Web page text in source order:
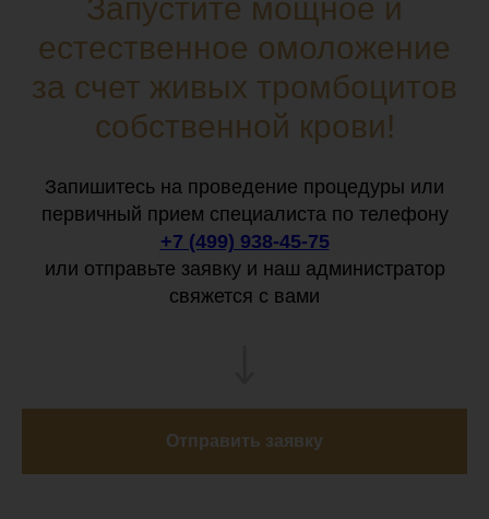
Запустите мощное и
естественное омоложение
за счет живых тромбоцитов
собственной крови!
Запишитесь на проведение процедуры или
первичный прием специалиста по телефону
+7 (499) 938-45-75
или отправьте заявку и наш администратор
свяжется с вами
Отправить заявку